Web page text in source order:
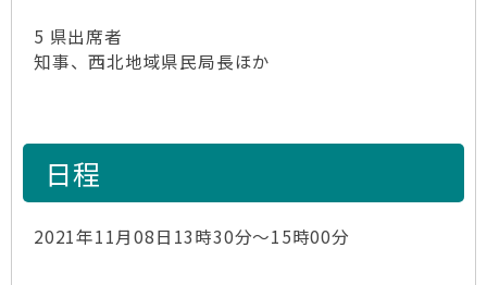
5 県出席者
知事、西北地域県民局長ほか
日程
2021年11月08日13時30分～15時00分